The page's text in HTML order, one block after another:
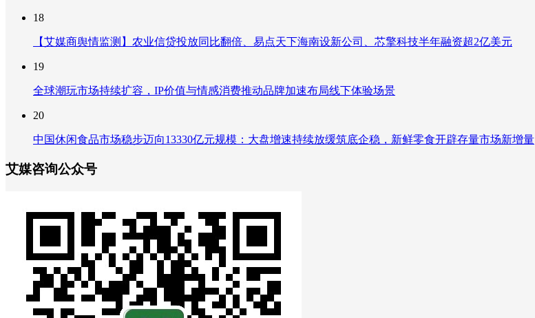
18
【艾媒商舆情监测】农业信贷投放同比翻倍、易点天下海南设新公司、芯擎科技半年融资超2亿美元
19
全球潮玩市场持续扩容，IP价值与情感消费推动品牌加速布局线下体验场景
20
中国休闲食品市场稳步迈向13330亿元规模：大盘增速持续放缓筑底企稳，新鲜零食开辟存量市场新增量
艾媒咨询公众号